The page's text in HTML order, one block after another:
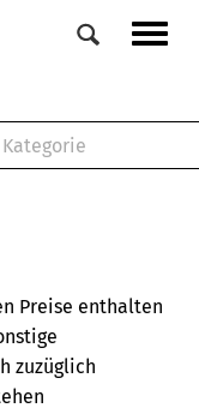
Kategorie
Broschüre
Buch
Preise enthalten
zuzüglich